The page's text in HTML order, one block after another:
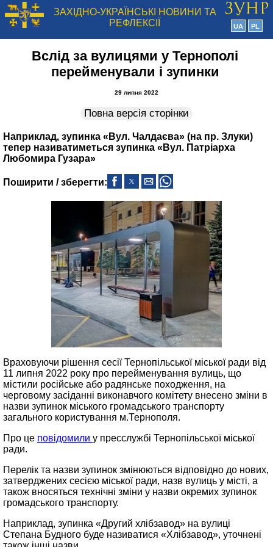
ЗАХІДНО-УКРАЇНСЬКІ НОВИНИ ТА
РЕФЛЕКСІЇ
UA PL
Вслід за вулицями у Тернополі
перейменували і зупинки
29 липня 2022
Повна версія сторінки
Наприклад, зупинка «Вул. Чалдаєва» (на пр. Злуки)
тепер називатиметься зупинка «Вул. Патріарха
Любомира Гузара»
Поширити / зберегти:
Враховуючи рішення сесії Тернопільської міської ради від
11 липня 2022 року про перейменування вулиць, що
містили російське або радянське походження, на
черговому засіданні виконавчого комітету внесено зміни в
назви зупинок міського громадського транспорту
загального користування м.Тернополя.
Про це повідомили у пресслужбі Тернопільської міської
ради.
Перелік та назви зупинок змінюються відповідно до нових,
затверджених сесією міської ради, назв вулиць у місті, а
також вносяться технічні зміни у назви окремих зупинок
громадського транспорту.
Наприклад, зупинка «Другий хлібзавод» на вулиці
Степана Будного буде називатися «Хлібзавод», уточнені